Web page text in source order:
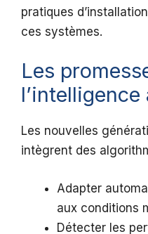
pratiques
ces systèmes.
Les
Les nouvelles
intègrent des
Adapter
aux conditions
Détecter les